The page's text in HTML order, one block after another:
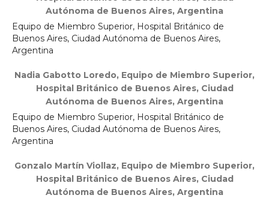
Autónoma de Buenos Aires, Argentina
Equipo de Miembro Superior, Hospital Británico de
Buenos Aires, Ciudad Autónoma de Buenos Aires,
Argentina
Nadia Gabotto Loredo, Equipo de Miembro Superior,
Hospital Británico de Buenos Aires, Ciudad
Autónoma de Buenos Aires, Argentina
Equipo de Miembro Superior, Hospital Británico de
Buenos Aires, Ciudad Autónoma de Buenos Aires,
Argentina
Gonzalo Martín Viollaz, Equipo de Miembro Superior,
Hospital Británico de Buenos Aires, Ciudad
Autónoma de Buenos Aires, Argentina